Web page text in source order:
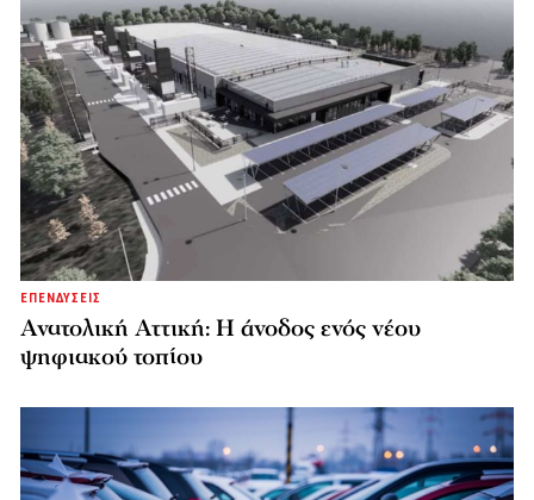
ΕΠΕΝΔΥΣΕΙΣ
Ανατολική Αττική: Η άνοδος ενός νέου
ψηφιακού τοπίου